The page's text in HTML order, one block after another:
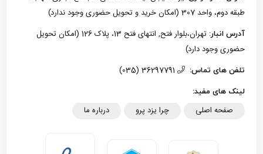
طبقه دوم، واحد 307 (امکان خرید و تحویل حضوری وجود ندارد)
آدرس انبار:
تهران،بلوار فتح, انتهای فتح 13، پلاک 126 (امکان تحویل
حضوری وجود دارد)
تلفن های تماس:
لینک های مفید:
صفحه اصلی چرا یزد پرو درباره ما